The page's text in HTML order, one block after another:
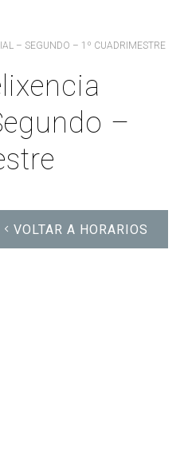
– SEGUNDO – 1º CUADRIMESTRE
–
VOLTAR A HORARIOS